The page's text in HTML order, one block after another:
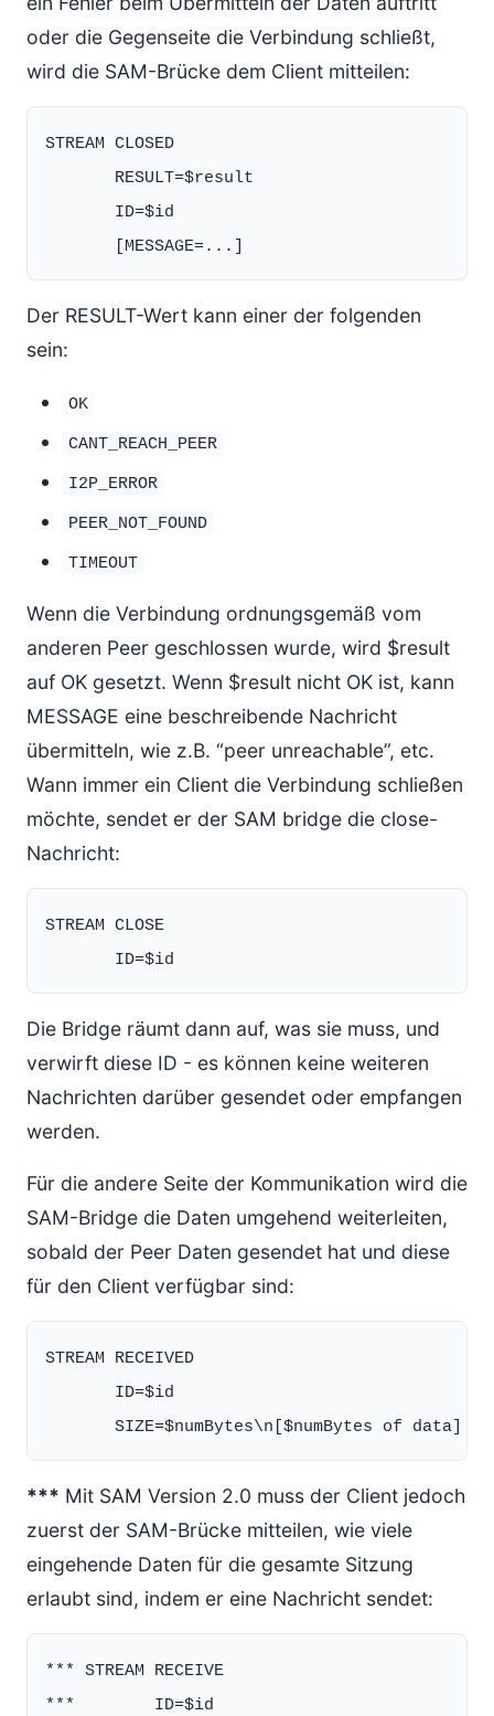
oder die Gegenseite die Verbindung schließt,
wird die SAM-Brücke dem Client mitteilen:
STREAM CLOSED
       RESULT=$result
       ID=$id
Der RESULT-Wert kann einer der folgenden
sein:
OK
CANT_REACH_PEER
I2P_ERROR
PEER_NOT_FOUND
TIMEOUT
Wenn die Verbindung ordnungsgemäß vom
anderen Peer geschlossen wurde, wird $result
auf OK gesetzt. Wenn $result nicht OK ist, kann
MESSAGE eine beschreibende Nachricht
übermitteln, wie z.B. “peer unreachable”, etc.
Wann immer ein Client die Verbindung schließen
möchte, sendet er der SAM bridge die close-
Nachricht:
STREAM CLOSE
Die Bridge räumt dann auf, was sie muss, und
verwirft diese ID - es können keine weiteren
Nachrichten darüber gesendet oder empfangen
werden.
Für die andere Seite der Kommunikation wird die
SAM-Bridge die Daten umgehend weiterleiten,
sobald der Peer Daten gesendet hat und diese
für den Client verfügbar sind:
STREAM RECEIVED
       ID=$id
*** Mit SAM Version 2.0 muss der Client jedoch
zuerst der SAM-Brücke mitteilen, wie viele
eingehende Daten für die gesamte Sitzung
erlaubt sind, indem er eine Nachricht sendet:
*** STREAM RECEIVE
***        ID=$id